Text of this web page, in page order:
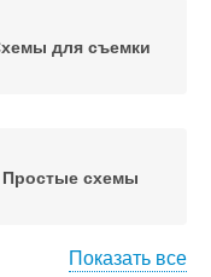
для съемки
Простые схемы
Показать все